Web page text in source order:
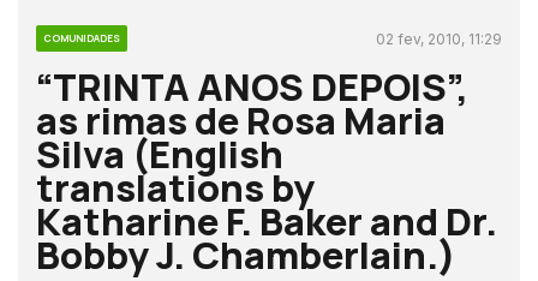
COMUNIDADES 02 fev, 2010, 11:29
“TRINTA ANOS DEPOIS”,
as rimas de Rosa Maria
Silva (English
translations by
Katharine F. Baker and Dr.
Bobby J. Chamberlain.)